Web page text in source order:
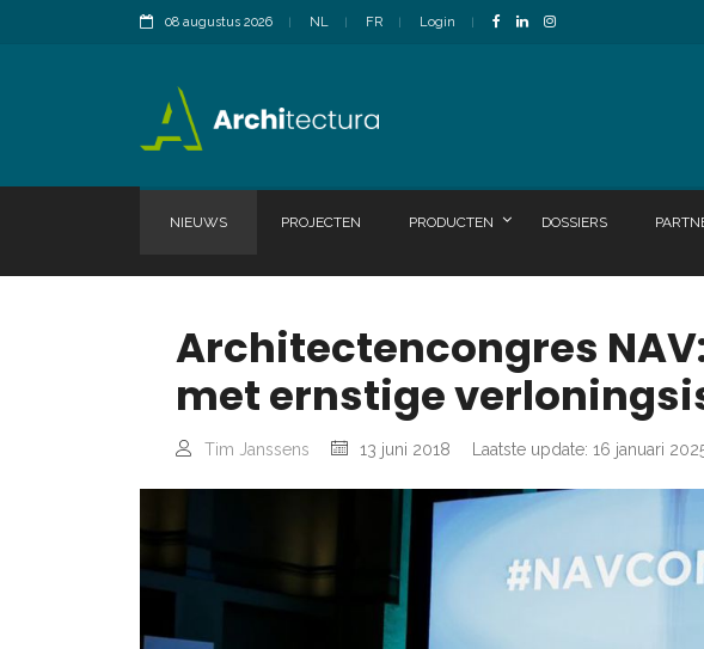
08 augustus 2026 NL FR Login
NIEUWS PROJECTEN PRODUCTEN DOSSIERS
Architectencongres
met ernstige
Tim Janssens 13 juni 2018 Laatste update: 16 januari